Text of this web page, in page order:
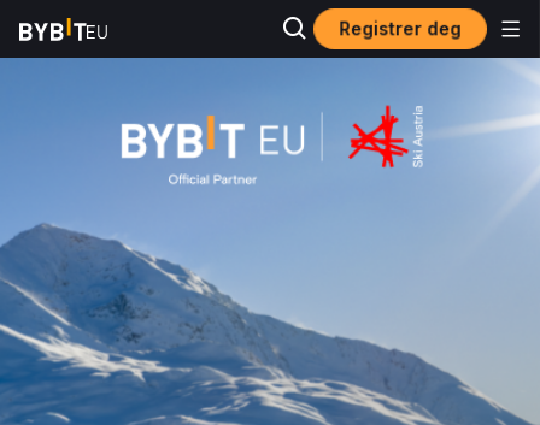
Registrer deg